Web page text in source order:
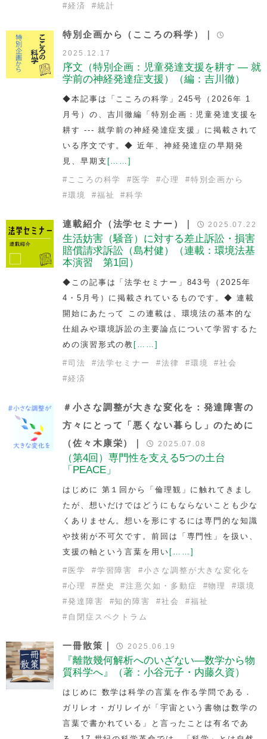
#経済 #統計
特別企画から（こころの科学）｜
2025.12.17
序文（特別企画：児童発達支援を耕す — 就
学前の神経発達症支援）（編：吉川徹）
◆本記事は「こころの科学」245号（2026年 1
月号）の、吉川徹編「特別企画：児童発達支援を
耕す --- 就学前の神経発達症支援」に掲載されて
いる序文です。◆ 近年、神経発達症の早期発
見、早期支 [……]
# こころの科学 # 医学 #心理 #特別企画から
#環境 #福祉 #科学
連載紹介（法学セミナー）｜ 2025.07.22
生活妨害（騒音）に対する差止訴訟・損害
賠償請求訴訟（島村健）（連載：環境法基
本演習 第1回）
◆この記事は「法学セミナー」843号（2025年
4・5月号）に掲載されているものです。◆ 連載
開始にあたって この連載は、環境法の基本的な
仕組みや環境訴訟の主要論点について学習するた
めの演習形式の教 [……]
#司法 #法学セミナー #法律 #環境 #社会
#経済
＃小さな調整が大きな変化を：発達障害の
方々にとって「悪くない暮らし」のために
（佐々木康栄）｜
2025.07.08
（第4回）専門性を支える5つの土台
「PEACE」
はじめに 第１回から「倫理観」に触れてきまし
たが、想いだけではどうにもならないことも少な
くありません。想いを形にするには専門的な知識
や技術が不可欠です。前回は「専門性」を扱い、
支援の軸という言葉を用い [……]
# 医学 #学習障害 #小さな調整が大きな変化を
#心理 # 歴史 #注意欠如・多動症 #物理 #環境
#発達障害 #知的障害 #社会 #福祉
# 自閉症スペクトラム
一冊散策｜ 2025.06.19
『離散幾何解析へのいざない—数学から物
質科学へ』（著：小谷元子・内藤久資）
はじめに 数学は科学の言葉を作る学問である．
ガリレオ・ガリレイが「宇宙という書物は数学の
言葉で書かれている」と言ったことは有名であ